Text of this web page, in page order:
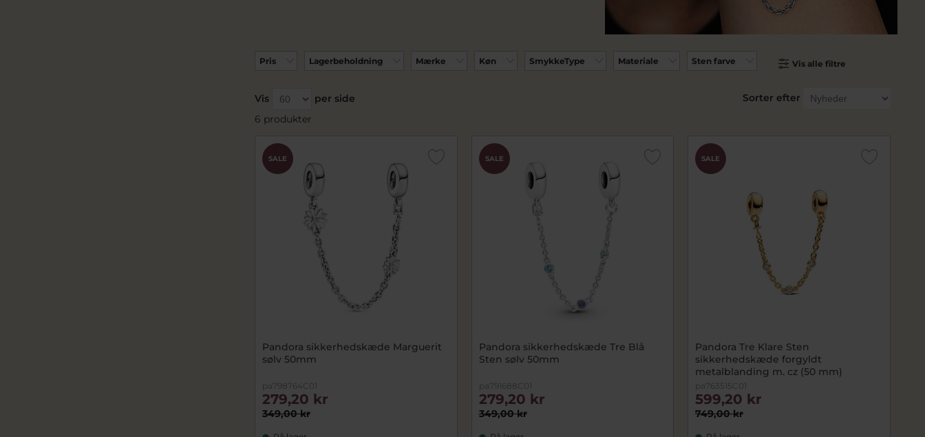
Pris Lagerbeholdning Mærke Køn SmykkeType Materiale Sten farve Vis alle filtre
Sorter efter
Vis
per side
6 produkter
SALE
Pandora sikkerhedskæde Marguerit
sølv 50mm
pa798764C01
349,00 kr
279,20 kr
SALE
Pandora sikkerhedskæde Tre Blå
Sten sølv 50mm
pa791688C01
349,00 kr
279,20 kr
SALE
Pandora Tre Klare Sten
sikkerhedskæde forgyldt
metalblanding m. cz (50 mm)
pa763515C01
749,00 kr
599,20 kr